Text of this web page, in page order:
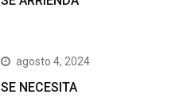
agosto 4, 2024
SE NECESITA